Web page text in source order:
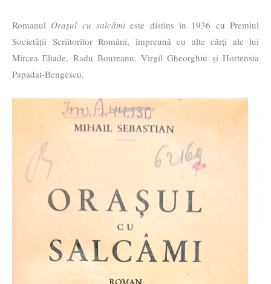
Romanul Orașul cu salcâmi este distins în 1936 cu Premiul
Societății Scriitorilor Români, împreună cu alte cărți ale lui
Mircea Eliade, Radu Boureanu, Virgil Gheorghiu și Hortensia
Papadat-Bengescu.